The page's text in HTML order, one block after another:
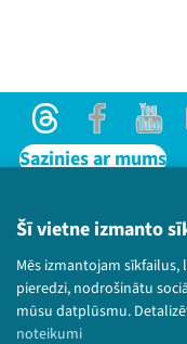
Šī vietne izmanto
Mēs izmantojam
pieredzi, nodrošinātu
mūsu datplūsmu.
noteikumi
ThreadsFacebook
Sazinies ar mums
Lietošanas
Bērnu
© 2026 Sarunu
paturētas.